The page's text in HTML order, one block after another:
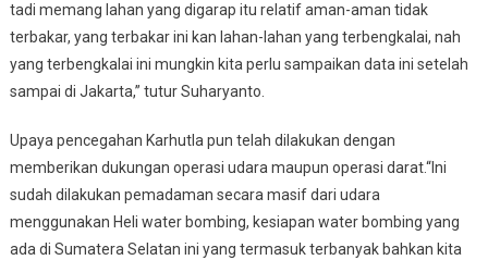
tadi memang lahan yang digarap itu relatif aman-aman tidak
terbakar, yang terbakar ini kan lahan-lahan yang terbengkalai, nah
yang terbengkalai ini mungkin kita perlu sampaikan data ini setelah
sampai di Jakarta,” tutur Suharyanto.
Upaya pencegahan Karhutla pun telah dilakukan dengan
memberikan dukungan operasi udara maupun operasi darat.“Ini
sudah dilakukan pemadaman secara masif dari udara
menggunakan Heli water bombing, kesiapan water bombing yang
ada di Sumatera Selatan ini yang termasuk terbanyak bahkan kita